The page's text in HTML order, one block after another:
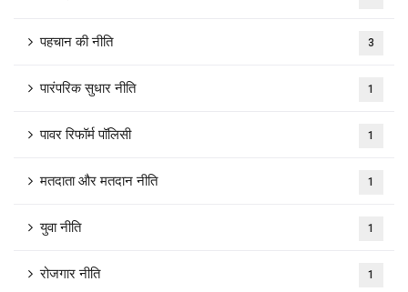
पहचान की नीति 3
पारंपरिक सुधार नीति 1
पावर रिफॉर्म पॉलिसी 1
मतदाता और मतदान नीति 1
युवा नीति 1
रोजगार नीति 1